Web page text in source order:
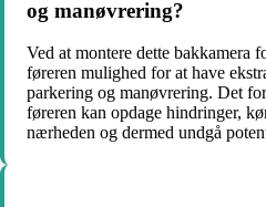
og manøvrering?
Ved at montere dette bakkamera
føreren mulighed for at have
parkering og manøvrering. Det
føreren kan opdage hindringer,
nærheden og dermed undgå